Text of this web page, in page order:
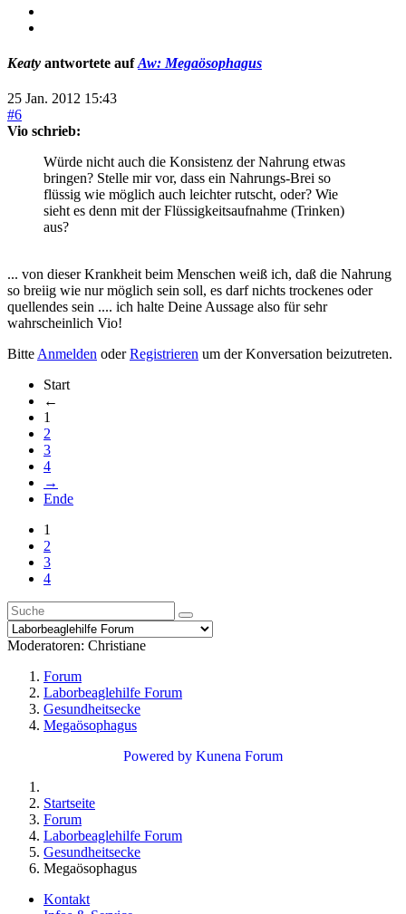
Keaty antwortete aufAw: Megaösophagus
25 Jan. 2012 15:43
#6
Vio schrieb:
Würde nicht auch die Konsistenz der Nahrung etwas
bringen? Stelle mir vor, dass ein Nahrungs-Brei so
flüssig wie möglich auch leichter rutscht, oder? Wie
sieht es denn mit der Flüssigkeitsaufnahme (Trinken)
aus?
... von dieser Krankheit beim Menschen weiß ich, daß die Nahrung
so breiig wie nur möglich sein soll, es darf nichts trockenes oder
quellendes sein .... ich halte Deine Aussage also für sehr
wahrscheinlich Vio!
Bitte Anmelden oderRegistrieren um der Konversation beizutreten.
Start
←
1
2
3
4
→
Ende
1
2
3
4
Moderatoren: Christiane
Forum
Laborbeaglehilfe Forum
Gesundheitsecke
Megaösophagus
Powered by Kunena Forum
Startseite
Forum
Laborbeaglehilfe Forum
Gesundheitsecke
Megaösophagus
Kontakt